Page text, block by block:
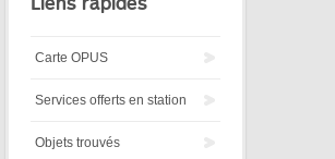
Carte OPUS
Services offerts en station
Objets trouvés